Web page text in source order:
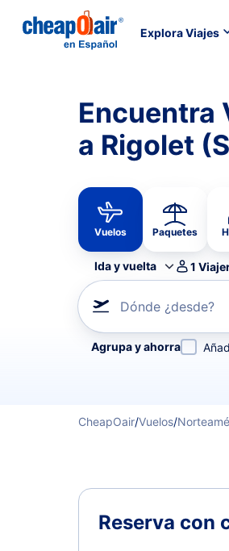
Explora Viajes
Encuentra
a Rigolet
Vuelos Paquetes
Ida y vuelta 1
Dónde ¿desde?
Refina tu búsqueda por
Agrupa y ahorra
CheapOair/Vuelos/
Reserva con